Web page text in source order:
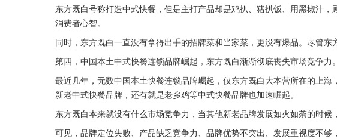
东方既白号称打造中式快餐，但是主打产品却是鸡扒、猪扒饭、用黑椒汁
消费者心智。
同时，东方既白一直没有拿得出手的招牌菜和当家菜，更没有爆品。尽管东
第四，中国本土中式快餐连锁品牌崛起，东方既白渐渐彻底丧失市场竞争力。
最近几年，无数中国本土快餐连锁品牌崛起，仅东方既白大本营所在的上
新老中式快餐品牌，还有就是老乡鸡等中式快餐品牌也加速崛起。
东方既白本来就没有什么市场竞争力，当其他新老品牌发展如火如荼的时候
可见，品牌定位失败、产品缺乏竞争力、品牌优势不突出、发展重视度不